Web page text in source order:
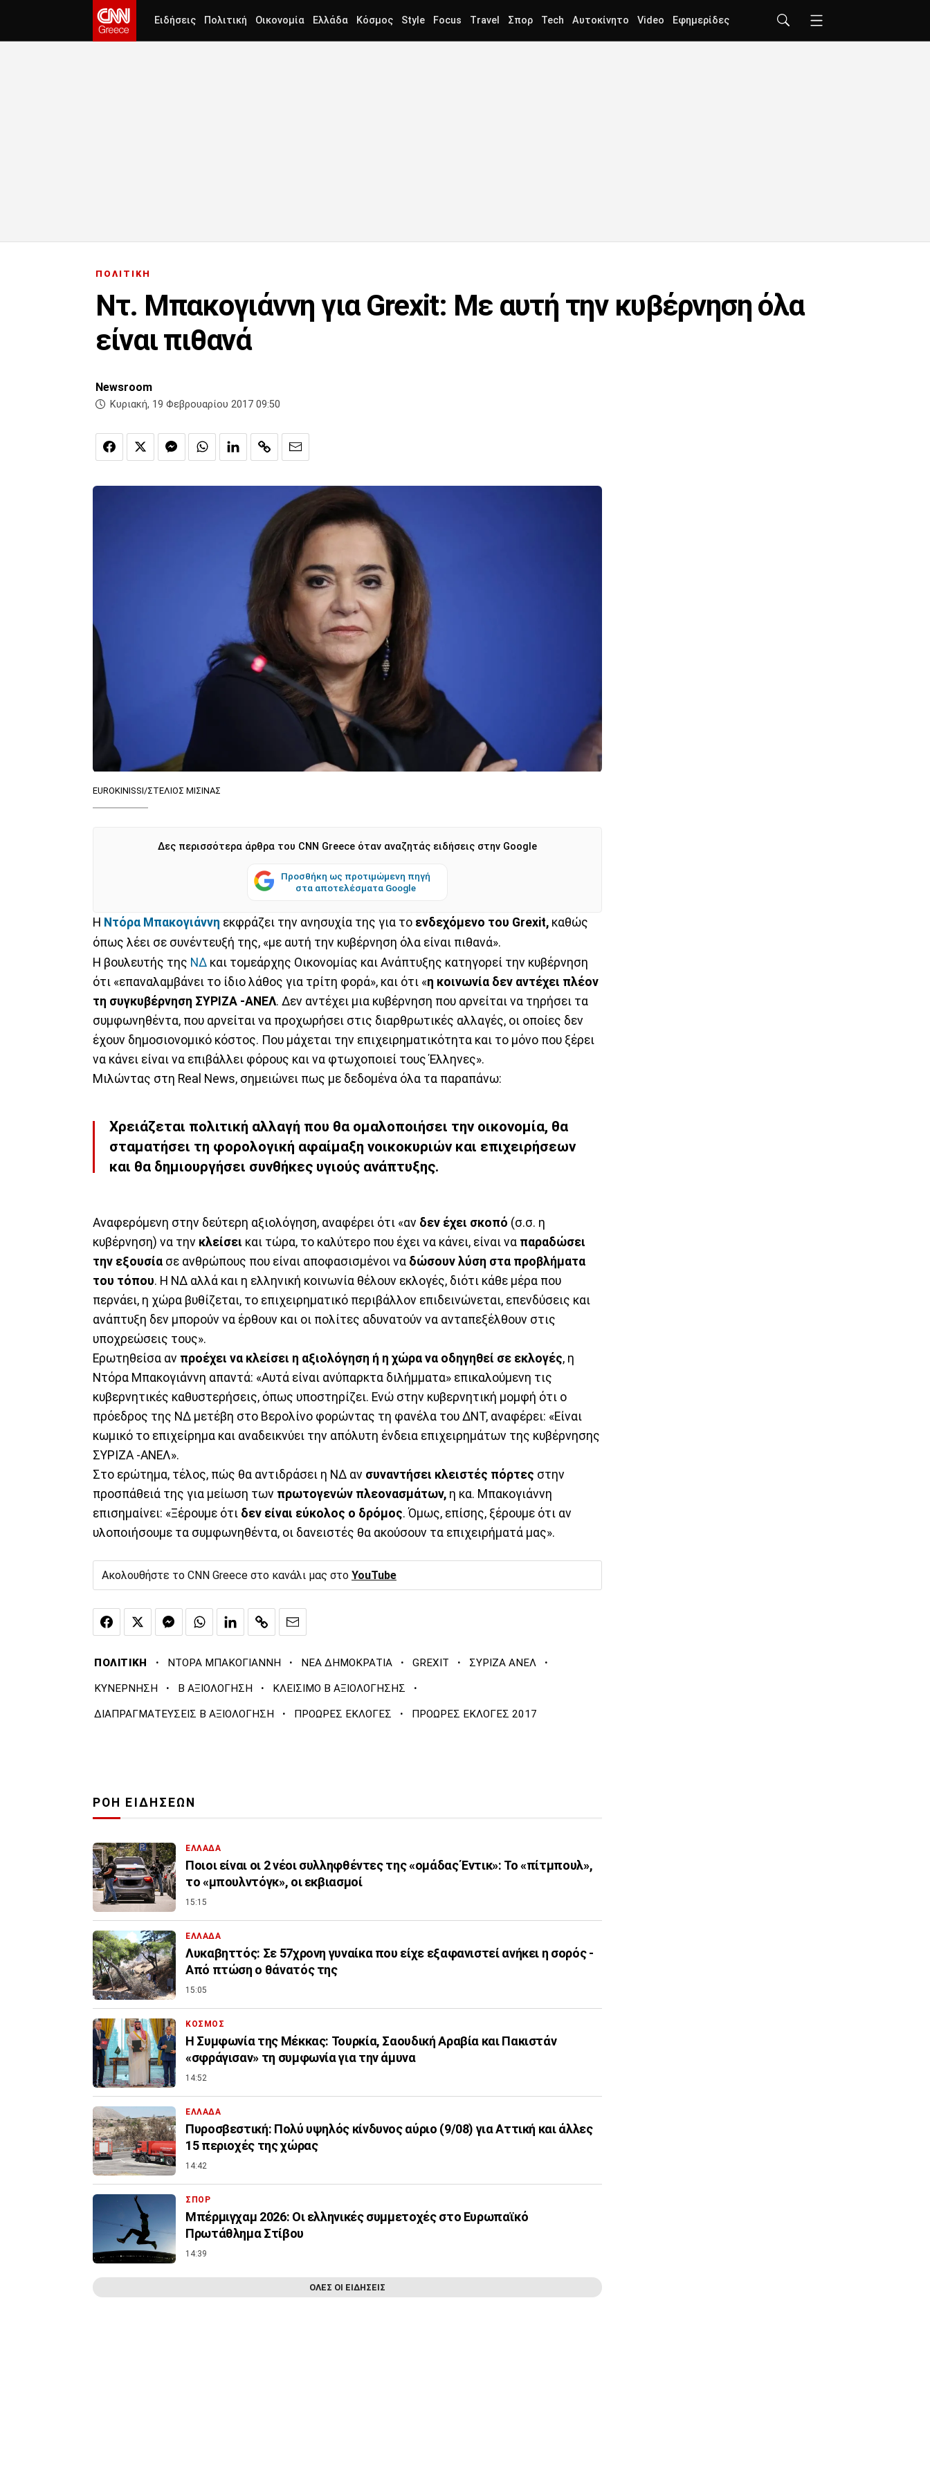
Ειδήσεις Πολιτική Οικονομία Ελλάδα Κόσμος Style Focus Travel Σπορ Tech Αυτοκίνητο Video Εφημερίδες
ΠΟΛΙΤΙΚΗ
Ντ. Μπακογιάννη για Grexit: Με αυτή την κυβέρνηση όλα
είναι πιθανά
Newsroom
Κυριακή, 19 Φεβρουαρίου 2017 09:50
EUROKINISSI/ΣΤΕΛΙΟΣ ΜΙΣΙΝΑΣ
Δες περισσότερα άρθρα του CNN Greece όταν αναζητάς ειδήσεις στην Google
Προσθήκη ως προτιμώμενη πηγή
στα αποτελέσματα Google
Η Ντόρα Μπακογιάννη εκφράζει την ανησυχία της για το ενδεχόμενο του Grexit, καθώς
όπως λέει σε συνέντευξή της, «με αυτή την κυβέρνηση όλα είναι πιθανά».
Η βουλευτής της ΝΔ και τομεάρχης Οικονομίας και Ανάπτυξης κατηγορεί την κυβέρνηση
ότι «επαναλαμβάνει το ίδιο λάθος για τρίτη φορά», και ότι «η κοινωνία δεν αντέχει πλέον
τη συγκυβέρνηση ΣΥΡΙΖΑ -ΑΝΕΛ. Δεν αντέχει μια κυβέρνηση που αρνείται να τηρήσει τα
συμφωνηθέντα, που αρνείται να προχωρήσει στις διαρθρωτικές αλλαγές, οι οποίες δεν
έχουν δημοσιονομικό κόστος. Που μάχεται την επιχειρηματικότητα και το μόνο που ξέρει
να κάνει είναι να επιβάλλει φόρους και να φτωχοποιεί τους Έλληνες».
Μιλώντας στη Real News, σημειώνει πως με δεδομένα όλα τα παραπάνω:
Χρειάζεται πολιτική αλλαγή που θα ομαλοποιήσει την οικονομία, θα
σταματήσει τη φορολογική αφαίμαξη νοικοκυριών και επιχειρήσεων
και θα δημιουργήσει συνθήκες υγιούς ανάπτυξης.
Αναφερόμενη στην δεύτερη αξιολόγηση, αναφέρει ότι «αν δεν έχει σκοπό (σ.σ. η
κυβέρνηση) να την κλείσει και τώρα, το καλύτερο που έχει να κάνει, είναι να παραδώσει
την εξουσία σε ανθρώπους που είναι αποφασισμένοι να δώσουν λύση στα προβλήματα
του τόπου. Η ΝΔ αλλά και η ελληνική κοινωνία θέλουν εκλογές, διότι κάθε μέρα που
περνάει, η χώρα βυθίζεται, το επιχειρηματικό περιβάλλον επιδεινώνεται, επενδύσεις και
ανάπτυξη δεν μπορούν να έρθουν και οι πολίτες αδυνατούν να ανταπεξέλθουν στις
υποχρεώσεις τους».
Ερωτηθείσα αν προέχει να κλείσει η αξιολόγηση ή η χώρα να οδηγηθεί σε εκλογές, η
Ντόρα Μπακογιάννη απαντά: «Αυτά είναι ανύπαρκτα διλήμματα» επικαλούμενη τις
κυβερνητικές καθυστερήσεις, όπως υποστηρίζει. Ενώ στην κυβερνητική μομφή ότι ο
πρόεδρος της ΝΔ μετέβη στο Βερολίνο φορώντας τη φανέλα του ΔΝΤ, αναφέρει: «Είναι
κωμικό το επιχείρημα και αναδεικνύει την απόλυτη ένδεια επιχειρημάτων της κυβέρνησης
ΣΥΡΙΖΑ -ΑΝΕΛ».
Στο ερώτημα, τέλος, πώς θα αντιδράσει η ΝΔ αν συναντήσει κλειστές πόρτες στην
προσπάθειά της για μείωση των πρωτογενών πλεονασμάτων, η κα. Μπακογιάννη
επισημαίνει: «Ξέρουμε ότι δεν είναι εύκολος ο δρόμος. Όμως, επίσης, ξέρουμε ότι αν
υλοποιήσουμε τα συμφωνηθέντα, οι δανειστές θα ακούσουν τα επιχειρήματά μας».
Ακολουθήστε το CNN Greece στο κανάλι μας στο YouTube
ΠΟΛΙΤΙΚΗ · ΝΤΟΡΑ ΜΠΑΚΟΓΙΑΝΝΗ · ΝΕΑ ΔΗΜΟΚΡΑΤΙΑ · GREXIT · ΣΥΡΙΖΑ ΑΝΕΛ ·
ΚΥΝΕΡΝΗΣΗ · Β ΑΞΙΟΛΟΓΗΣΗ · ΚΛΕΙΣΙΜΟ Β ΑΞΙΟΛΟΓΗΣΗΣ ·
ΔΙΑΠΡΑΓΜΑΤΕΥΣΕΙΣ Β ΑΞΙΟΛΟΓΗΣΗ · ΠΡΟΩΡΕΣ ΕΚΛΟΓΕΣ · ΠΡΟΩΡΕΣ ΕΚΛΟΓΕΣ 2017
ΡΟΗ ΕΙΔΗΣΕΩΝ
ΕΛΛΑΔΑ
Ποιοι είναι οι 2 νέοι συλληφθέντες της «ομάδας Έντικ»: Το «πίτμπουλ»,
το «μπουλντόγκ», οι εκβιασμοί
15:15
ΕΛΛΑΔΑ
Λυκαβηττός: Σε 57χρονη γυναίκα που είχε εξαφανιστεί ανήκει η σορός -
Από πτώση ο θάνατός της
15:05
ΚΟΣΜΟΣ
Η Συμφωνία της Μέκκας: Τουρκία, Σαουδική Αραβία και Πακιστάν
«σφράγισαν» τη συμφωνία για την άμυνα
14:52
ΕΛΛΑΔΑ
Πυροσβεστική: Πολύ υψηλός κίνδυνος αύριο (9/08) για Αττική και άλλες
15 περιοχές της χώρας
14:42
ΣΠΟΡ
Μπέρμιγχαμ 2026: Οι ελληνικές συμμετοχές στο Ευρωπαϊκό
Πρωτάθλημα Στίβου
14:39
ΟΛΕΣ ΟΙ ΕΙΔΗΣΕΙΣ